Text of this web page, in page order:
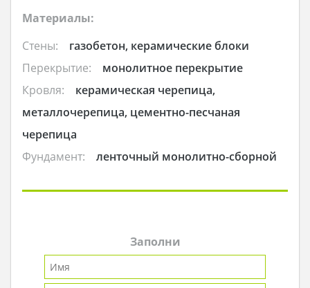
Материалы:
Стены:
газобетон, керамические блоки
Перекрытие:
монолитное перекрытие
Кровля:
керамическая черепица,
металлочерепица, цементно-песчаная
черепица
Фундамент:
ленточный монолитно-сборной
Заполни